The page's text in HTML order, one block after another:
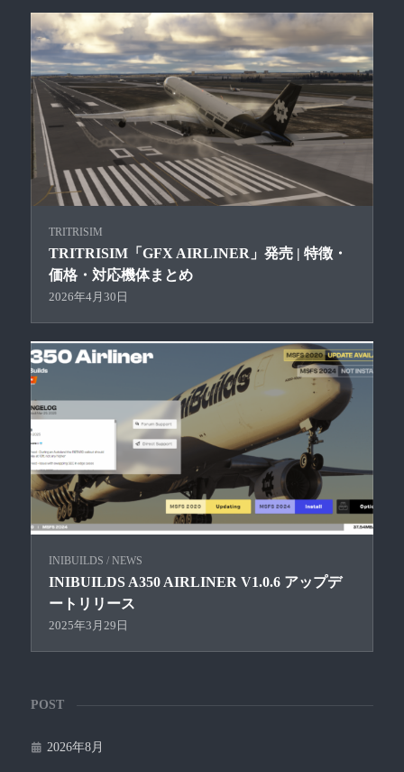
TRITRISIM
TRITRISIM「GFX AIRLINER」発売 | 特徴・
価格・対応機体まとめ
2026年4月30日
INIBUILDS / NEWS
INIBUILDS A350 AIRLINER V1.0.6 アップデ
ートリリース
2025年3月29日
POST
2026年8月